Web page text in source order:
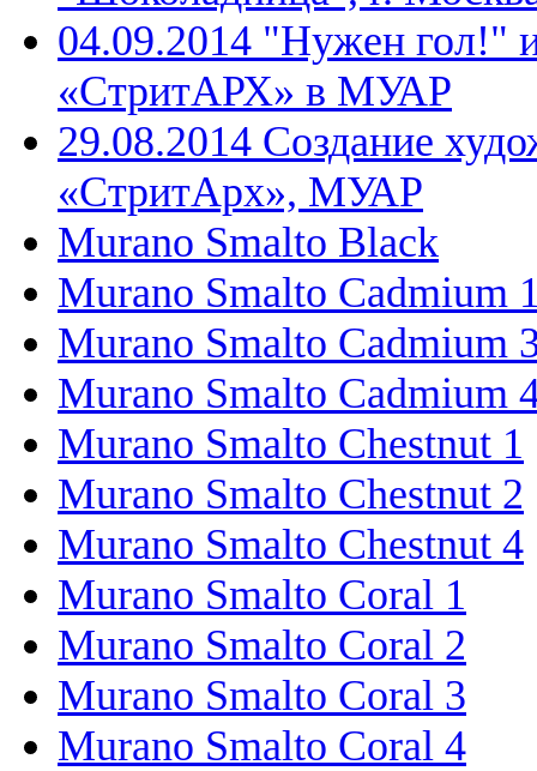
04.09.2014 "Нужен гол!"
«СтритАРХ» в МУАР
29.08.2014 Создание
«СтритАрх», МУАР
Murano Smalto Black
Murano Smalto Cadmium
Murano Smalto Cadmium
Murano Smalto Cadmium
Murano Smalto Chestnut 1
Murano Smalto Chestnut 2
Murano Smalto Chestnut 4
Murano Smalto Coral 1
Murano Smalto Coral 2
Murano Smalto Coral 3
Murano Smalto Coral 4